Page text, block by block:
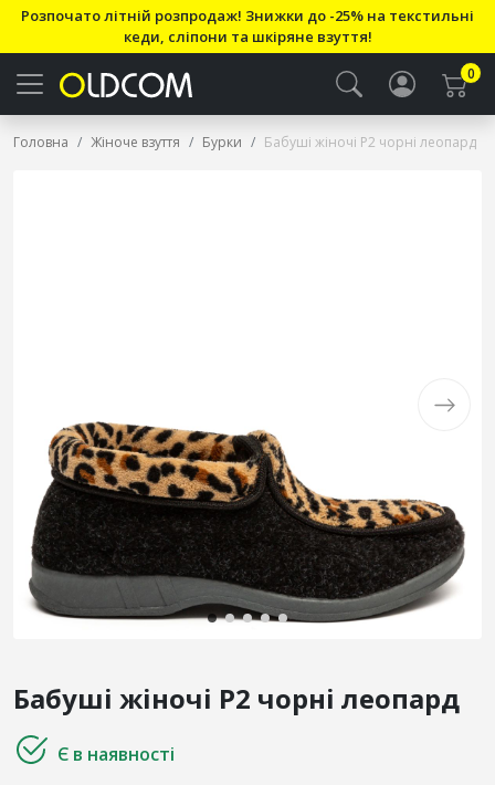
Розпочато літній розпродаж! Знижки до -25% на текстильні
кеди, сліпони та шкіряне взуття!
0
Головна Жіноче взуття Бурки Бабуші жіночі Р2 чорні леопард
Бабуші жіночі Р2 чорні леопард
Є в наявності